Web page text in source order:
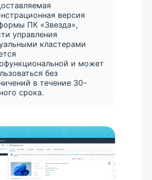
версия
ПК «Звезда»,
управления
кластерами
и может
без
в течение 30-
срока.